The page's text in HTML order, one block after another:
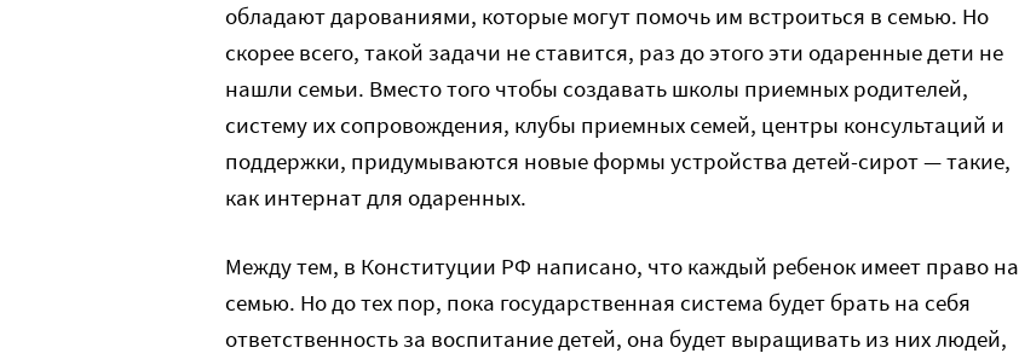
обладают дарованиями, которые могут помочь им встроиться в семью. Но
скорее всего, такой задачи не ставится, раз до этого эти одаренные дети не
нашли семьи. Вместо того чтобы создавать школы приемных родителей,
систему их сопровождения, клубы приемных семей, центры консультаций и
поддержки, придумываются новые формы устройства детей-сирот — такие,
как интернат для одаренных.
Между тем, в Конституции РФ написано, что каждый ребенок имеет право на
семью. Но до тех пор, пока государственная система будет брать на себя
ответственность за воспитание детей, она будет выращивать из них людей,